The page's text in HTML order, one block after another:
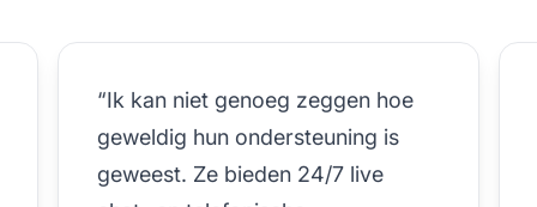
“Ik kan niet genoeg zeggen hoe
geweldig hun ondersteuning is
geweest. Ze bieden 24/7 live